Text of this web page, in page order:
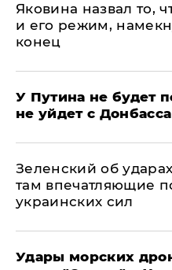
Яковина назвал то,
и его режим,
конец
У Путина не будет
не уйдет с
Зеленский об
там впечатляющие
украинских сил
Удары морских